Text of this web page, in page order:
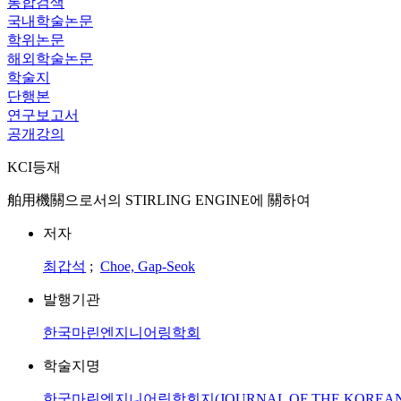
국내학술논문
학위논문
해외학술논문
학술지
단행본
연구보고서
공개강의
KCI등재
舶用機關으로서의 STIRLING ENGINE에 關하여
저자
최갑석 ; Choe, Gap-Seok
발행기관
한국마린엔지니어링학회
학술지명